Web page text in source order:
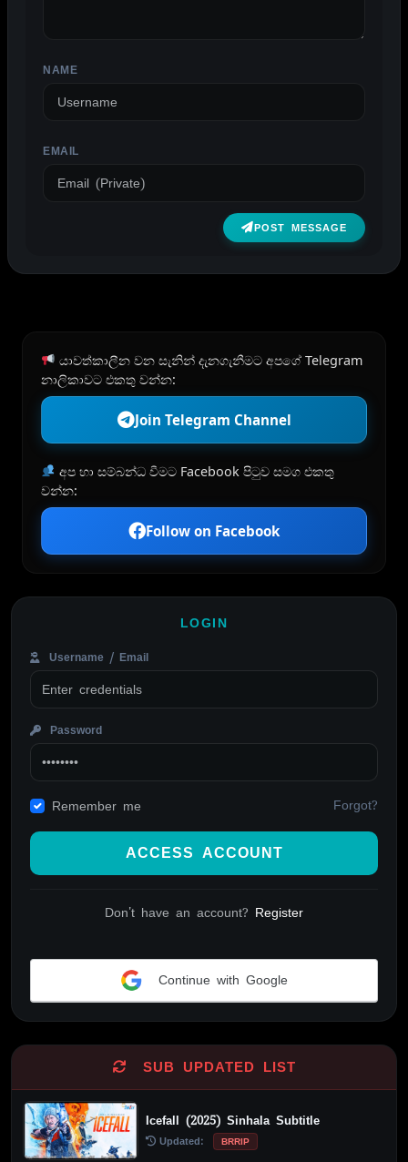
NAME
EMAIL
POST MESSAGE
යාවත්කාලීන වන සැනින් දැනගැනීමට අපගේ Telegram
නාලිකාවට එකතු වන්න:
Join Telegram Channel
අප හා සම්බන්ධ වීමට Facebook පිටුව සමග එකතු
වන්න:
Follow on Facebook
LOGIN
Username / Email
Password
Remember me Forgot?
ACCESS ACCOUNT
Don't have an account? Register
Continue with Google
SUB UPDATED LIST
Icefall (2025) Sinhala Subtitle
Updated: BRRIP